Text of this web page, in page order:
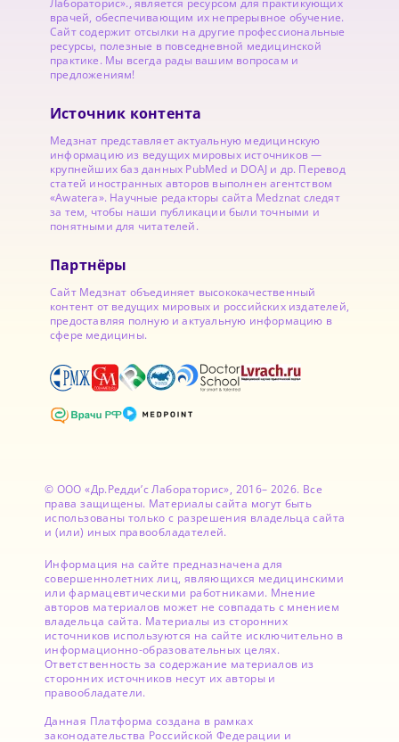
Лабораторис»., является ресурсом для практикующих
врачей, обеспечивающим их непрерывное обучение.
Сайт содержит отсылки на другие профессиональные
ресурсы, полезные в повседневной медицинской
практике. Мы всегда рады вашим вопросам и
предложениям!
Источник контента
Медзнат представляет актуальную медицинскую
информацию из ведущих мировых источников —
крупнейших баз данных PubMed и DOAJ и др. Перевод
статей иностранных авторов выполнен агентством
«Awatera». Научные редакторы сайта Medznat следят
за тем, чтобы наши публикации были точными и
понятными для читателей.
Партнёры
Сайт Медзнат объединяет высококачественный
контент от ведущих мировых и российских издателей,
предоставляя полную и актуальную информацию в
сфере медицины.
© ООО «Др.Редди’с Лабораторис», 2016– 2026. Все
права защищены. Материалы сайта могут быть
использованы только с разрешения владельца сайта
и (или) иных правообладателей.
Информация на сайте предназначена для
совершеннолетних лиц, являющихся медицинскими
или фармацевтическими работниками. Мнение
авторов материалов может не совпадать с мнением
владельца сайта. Материалы из сторонних
источников используются на сайте исключительно в
информационно-образовательных целях.
Ответственность за содержание материалов из
сторонних источников несут их авторы и
правообладатели.
Данная Платформа создана в рамках
законодательства Российской Федерации и